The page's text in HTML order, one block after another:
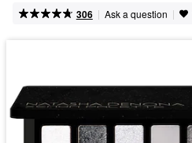
306 | Ask a question |